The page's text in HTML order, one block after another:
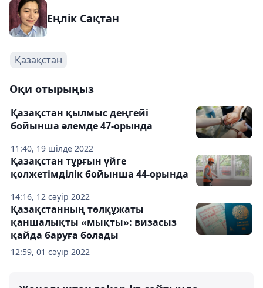
Еңлік Сақтан
Қазақстан
Оқи отырыңыз
11:40, 19 шілде 2022
Қазақстан қылмыс деңгейі
бойынша әлемде 47-орында
14:16, 12 сәуір 2022
Қазақстан тұрғын үйге
қолжетімділік бойынша 44-орында
12:59, 01 сәуір 2022
Қазақстанның төлқұжаты
қаншалықты «мықты»: визасыз
қайда баруға болады